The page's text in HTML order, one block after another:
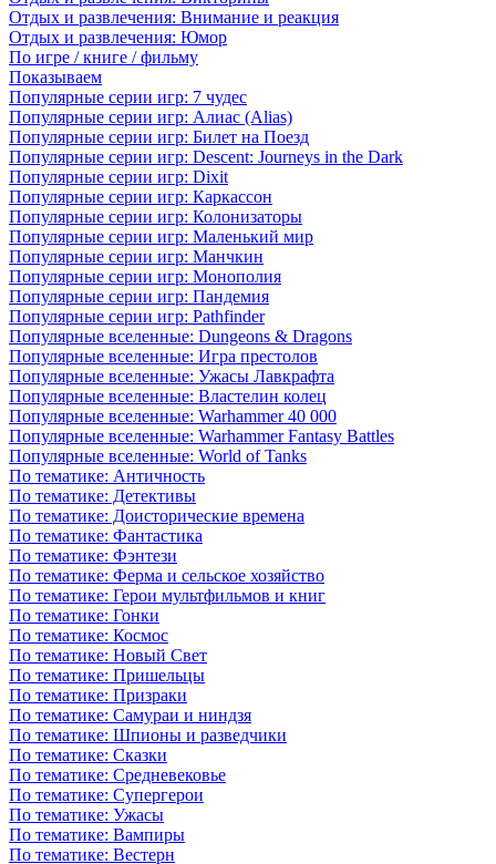
Отдых и развлечения: Внимание и реакция
Отдых и развлечения: Юмор
По игре / книге / фильму
Показываем
Популярные серии игр: 7 чудес
Популярные серии игр: Алиас (Alias)
Популярные серии игр: Билет на Поезд
Популярные серии игр: Descent: Journeys in the Dark
Популярные серии игр: Dixit
Популярные серии игр: Каркассон
Популярные серии игр: Колонизаторы
Популярные серии игр: Маленький мир
Популярные серии игр: Манчкин
Популярные серии игр: Монополия
Популярные серии игр: Пандемия
Популярные серии игр: Pathfinder
Популярные вселенные: Dungeons & Dragons
Популярные вселенные: Игра престолов
Популярные вселенные: Ужасы Лавкрафта
Популярные вселенные: Властелин колец
Популярные вселенные: Warhammer 40 000
Популярные вселенные: Warhammer Fantasy Battles
Популярные вселенные: World of Tanks
По тематике: Античность
По тематике: Детективы
По тематике: Доисторические времена
По тематике: Фантастика
По тематике: Фэнтези
По тематике: Ферма и сельское хозяйство
По тематике: Герои мультфильмов и книг
По тематике: Гонки
По тематике: Космос
По тематике: Новый Свет
По тематике: Пришельцы
По тематике: Призраки
По тематике: Самураи и ниндзя
По тематике: Шпионы и разведчики
По тематике: Сказки
По тематике: Средневековье
По тематике: Супергерои
По тематике: Ужасы
По тематике: Вампиры
По тематике: Вестерн